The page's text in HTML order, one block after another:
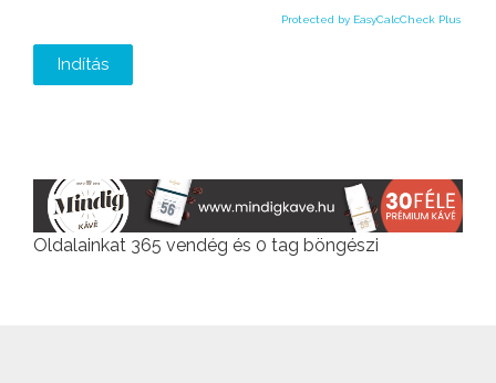
Protected by EasyCalcCheck Plus
Indítás
Oldalainkat 365 vendég és 0 tag böngészi